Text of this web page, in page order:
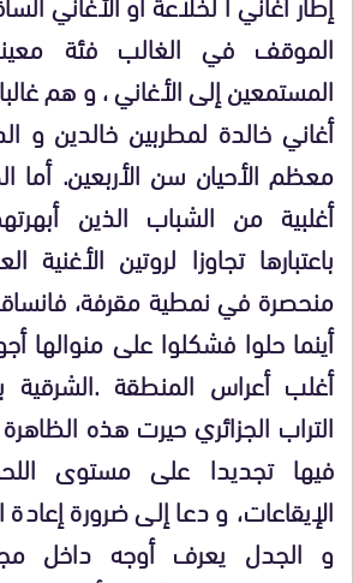
الموقف في الغالب فئة
المستمعين إلى الأغاني ، و هم
أغاني خالدة لمطربين خالدين و
معظم الأحيان سن الأربعين. أما
أغلبية من الشباب الذين
باعتبارها تجاوزا لروتين
منحصرة في نمطية مقرفة،
أينما حلوا فشكلوا على منوالها
أغلب أعراس المنطقة
التراب الجزائري حيرت هذه
فيها تجديدا على مستوى
الإيقاعات، و دعا إلى ضرورة
و الجدل يعرف أوجه داخل